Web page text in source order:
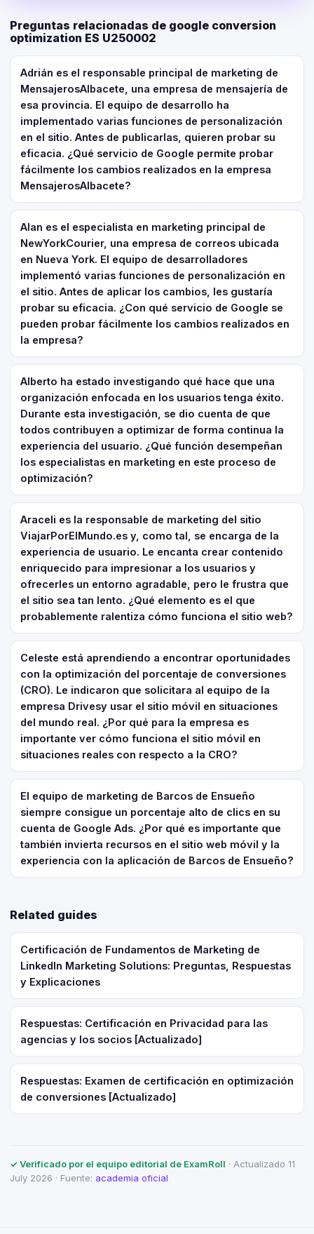
Preguntas relacionadas de google conversion
optimization ES U250002
Adrián es el responsable principal de marketing de
MensajerosAlbacete, una empresa de mensajería de
esa provincia. El equipo de desarrollo ha
implementado varias funciones de personalización
en el sitio. Antes de publicarlas, quieren probar su
eficacia. ¿Qué servicio de Google permite probar
fácilmente los cambios realizados en la empresa
MensajerosAlbacete?
Alan es el especialista en marketing principal de
NewYorkCourier, una empresa de correos ubicada
en Nueva York. El equipo de desarrolladores
implementó varias funciones de personalización en
el sitio. Antes de aplicar los cambios, les gustaría
probar su eficacia. ¿Con qué servicio de Google se
pueden probar fácilmente los cambios realizados en
la empresa?
Alberto ha estado investigando qué hace que una
organización enfocada en los usuarios tenga éxito.
Durante esta investigación, se dio cuenta de que
todos contribuyen a optimizar de forma continua la
experiencia del usuario. ¿Qué función desempeñan
los especialistas en marketing en este proceso de
optimización?
Araceli es la responsable de marketing del sitio
ViajarPorElMundo.es y, como tal, se encarga de la
experiencia de usuario. Le encanta crear contenido
enriquecido para impresionar a los usuarios y
ofrecerles un entorno agradable, pero le frustra que
el sitio sea tan lento. ¿Qué elemento es el que
probablemente ralentiza cómo funciona el sitio web?
Celeste está aprendiendo a encontrar oportunidades
con la optimización del porcentaje de conversiones
(CRO). Le indicaron que solicitara al equipo de la
empresa Drivesy usar el sitio móvil en situaciones
del mundo real. ¿Por qué para la empresa es
importante ver cómo funciona el sitio móvil en
situaciones reales con respecto a la CRO?
El equipo de marketing de Barcos de Ensueño
siempre consigue un porcentaje alto de clics en su
cuenta de Google Ads. ¿Por qué es importante que
también invierta recursos en el sitio web móvil y la
experiencia con la aplicación de Barcos de Ensueño?
Related guides
Certificación de Fundamentos de Marketing de
LinkedIn Marketing Solutions: Preguntas, Respuestas
y Explicaciones
Respuestas: Certificación en Privacidad para las
agencias y los socios [Actualizado]
Respuestas: Examen de certificación en optimización
de conversiones [Actualizado]
✓ Verificado por el equipo editorial de ExamRoll · Actualizado 11
July 2026 · Fuente: academia oficial